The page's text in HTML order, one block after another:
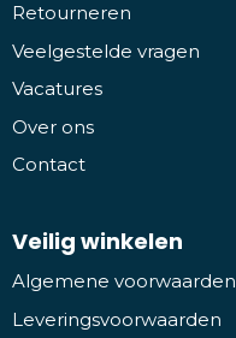
Retourneren
Veelgestelde vragen
Vacatures
Over ons
Contact
Veilig winkelen
Algemene voorwaarden
Leveringsvoorwaarden